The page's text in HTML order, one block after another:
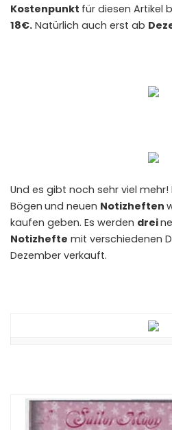
Kostenpunkt für diesen Artikel
18€. Natürlich auch erst ab
Und es gibt noch sehr viel mehr!
Bögen und neuen Notizheften
kaufen geben. Es werden drei
Notizhefte mit verschiedenen
Dezember verkauft.